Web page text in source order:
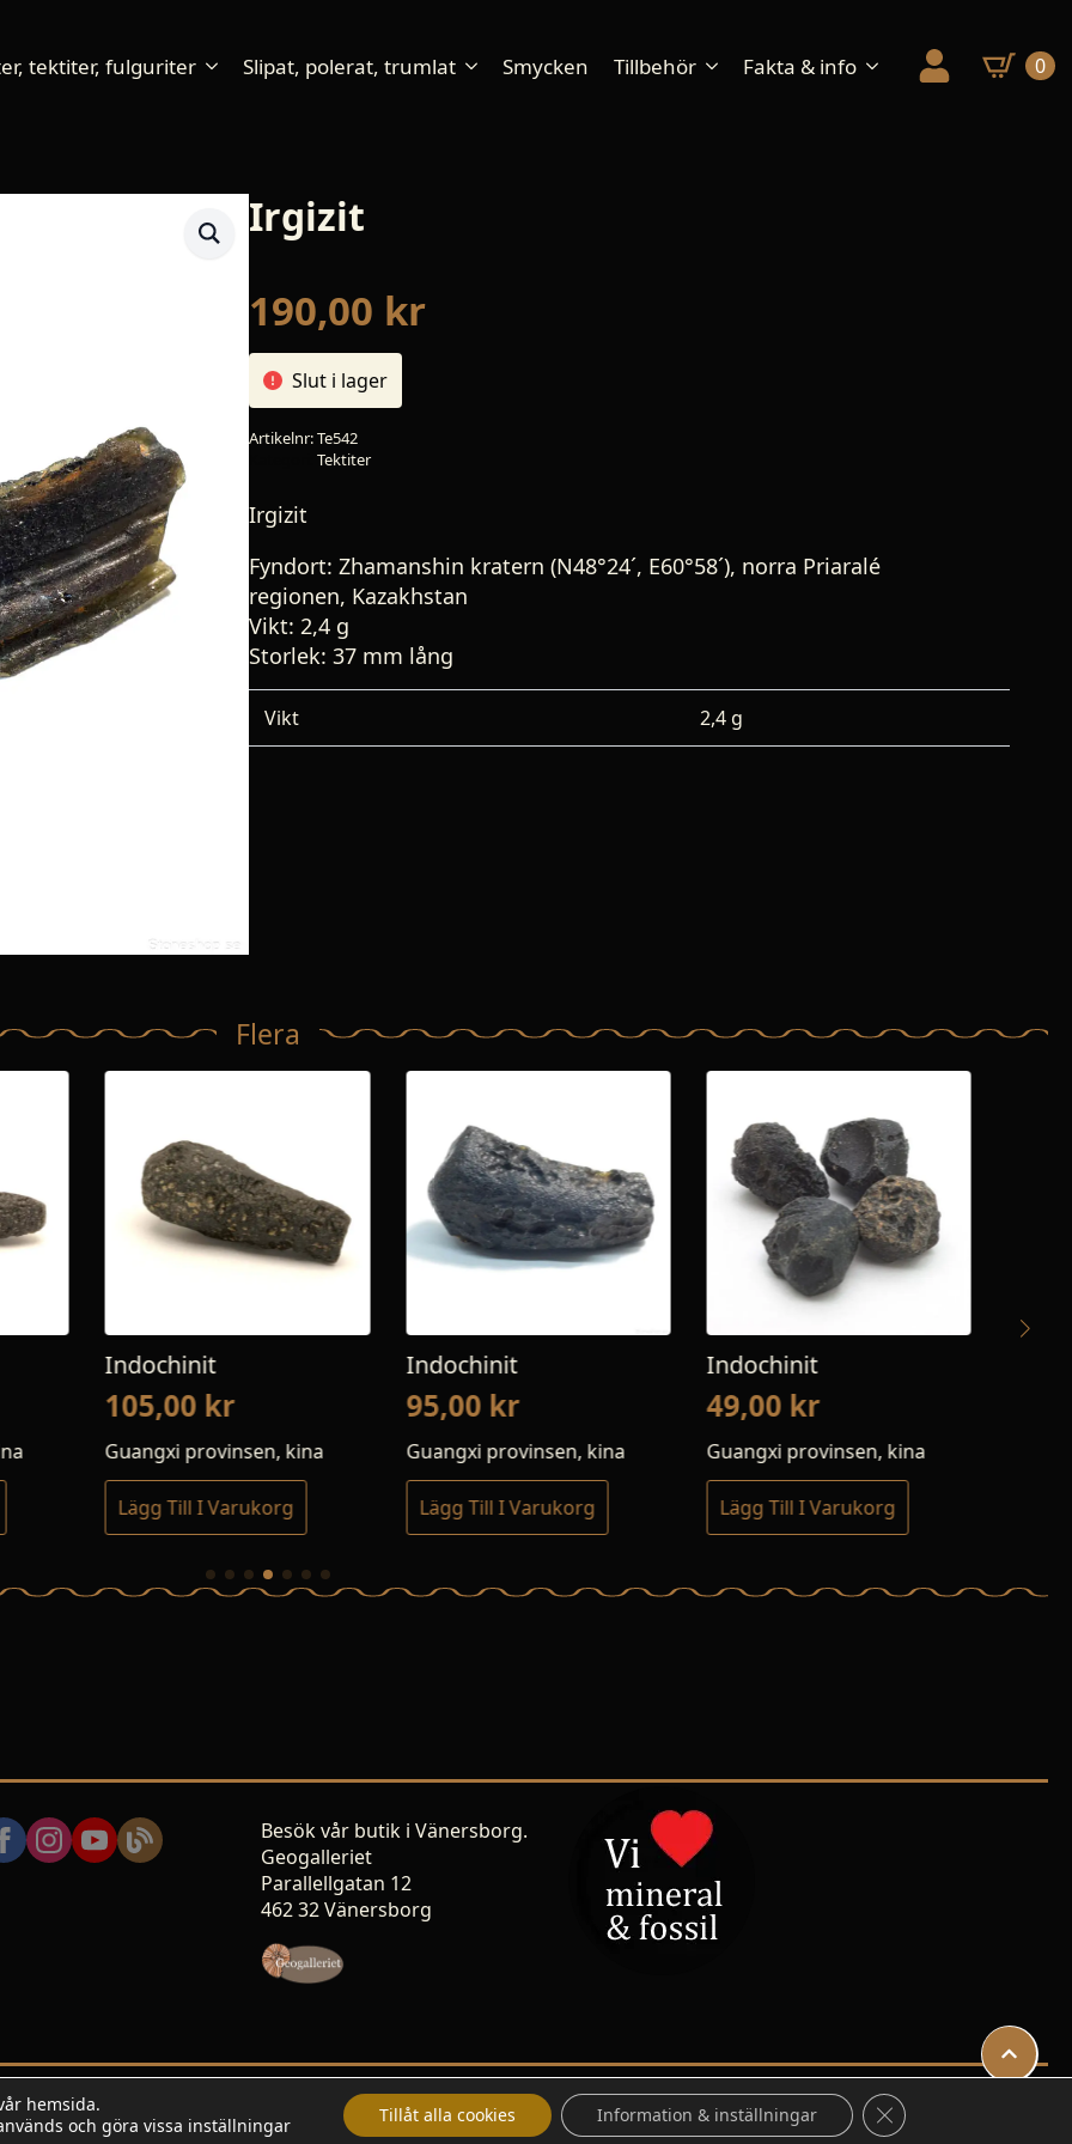
tektiter, fulguriter Slipat, polerat, trumlat Smycken Tillbehör Fakta & info 0
Irgizit
190,00 kr
Slut i lager
Artikelnr:Te542
Tektiter
Irgizit
Fyndort: Zhamanshin kratern (N48°24´, E60°58´), norra Priaralé
regionen, Kazakhstan
Vikt: 2,4 g
Storlek: 37 mm lång
Vikt 2,4 g
Flera
kina
Indochinit
95,00
Guangxi provinsen, kina
Lägg Till I Varukorg
Indochinit
49,00
Guangxi provinsen, kina
Lägg Till I Varukorg
Irgizit
120,00
Zhamanshin kratern
Lägg Till I Varukorg
Besök vår butik i Vänersborg.
Geogalleriet
Parallellgatan 12
462 32 Vänersborg
hemsida.
och göra vissa inställningar
Tillåt alla cookies Information & inställningar Close GDPR Cookie